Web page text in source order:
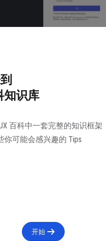
己账号的社区和管理。
知识库
百科中一套完整的知识框架
你可能会感兴趣的 Tips
开始